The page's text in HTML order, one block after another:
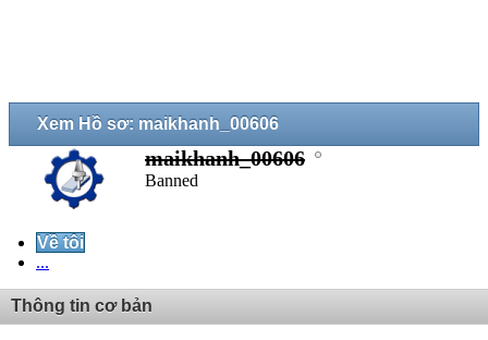
Xem Hồ sơ: maikhanh_00606
maikhanh_00606
Banned
Về tôi
...
Thông tin cơ bản